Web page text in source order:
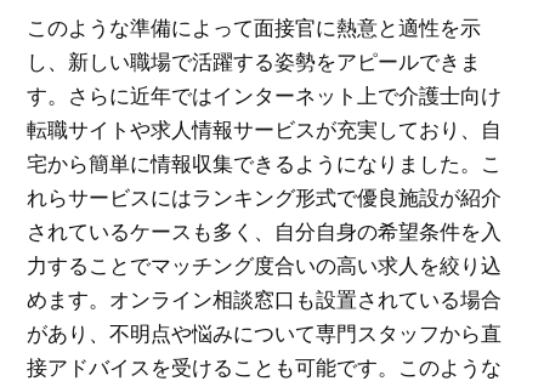
このような準備によって面接官に熱意と適性を示
し、新しい職場で活躍する姿勢をアピールできま
す。さらに近年ではインターネット上で介護士向け
転職サイトや求人情報サービスが充実しており、自
宅から簡単に情報収集できるようになりました。こ
れらサービスにはランキング形式で優良施設が紹介
されているケースも多く、自分自身の希望条件を入
力することでマッチング度合いの高い求人を絞り込
めます。オンライン相談窓口も設置されている場合
があり、不明点や悩みについて専門スタッフから直
接アドバイスを受けることも可能です。このような